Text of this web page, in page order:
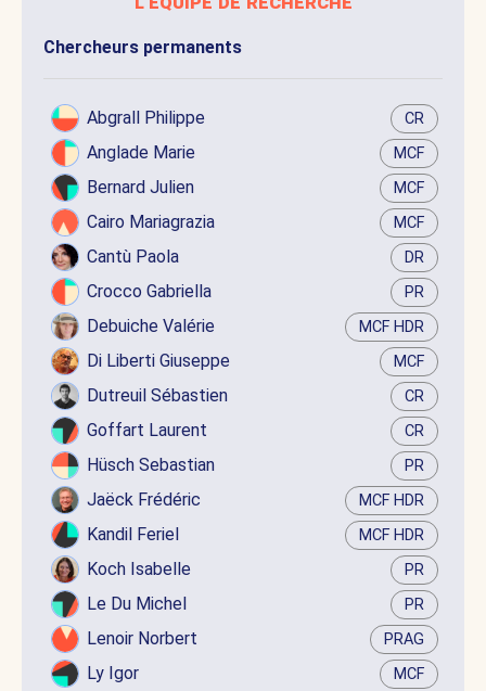
Chercheurs permanents
Abgrall Philippe CR
Anglade Marie MCF
Bernard Julien MCF
Cairo Mariagrazia MCF
Cantù Paola DR
Crocco Gabriella PR
Debuiche Valérie MCF HDR
Di Liberti Giuseppe MCF
Dutreuil Sébastien CR
Goffart Laurent CR
Hüsch Sebastian PR
Jaëck Frédéric MCF HDR
Kandil Feriel MCF HDR
Koch Isabelle PR
Le Du Michel PR
Lenoir Norbert PRAG
Ly Igor MCF